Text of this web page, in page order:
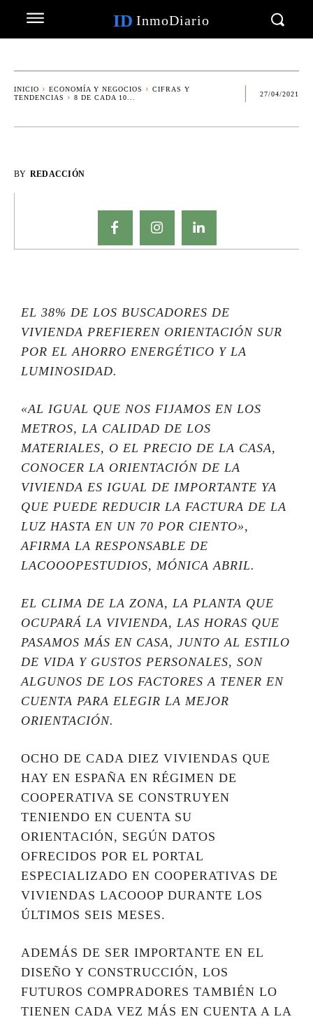
ID InmoDiario
INICIO ECONOMÍA Y NEGOCIOS
CIFRAS Y
TENDENCIAS
8 DE CADA 10...
27/04/2021
BY REDACCIÓN
EL 38% DE LOS BUSCADORES DE
VIVIENDA PREFIEREN ORIENTACIÓN SUR
POR EL AHORRO ENERGÉTICO Y LA
LUMINOSIDAD.
«AL IGUAL QUE NOS FIJAMOS EN LOS
METROS, LA CALIDAD DE LOS
MATERIALES, O EL PRECIO DE LA CASA,
CONOCER LA ORIENTACIÓN DE LA
VIVIENDA ES IGUAL DE IMPORTANTE YA
QUE PUEDE REDUCIR LA FACTURA DE LA
LUZ HASTA EN UN 70 POR CIENTO»,
AFIRMA LA RESPONSABLE DE
LACOOOPESTUDIOS, MÓNICA ABRIL.
EL CLIMA DE LA ZONA, LA PLANTA QUE
OCUPARÁ LA VIVIENDA, LAS HORAS QUE
PASAMOS MÁS EN CASA, JUNTO AL ESTILO
DE VIDA Y GUSTOS PERSONALES, SON
ALGUNOS DE LOS FACTORES A TENER EN
CUENTA PARA ELEGIR LA MEJOR
ORIENTACIÓN.
OCHO DE CADA DIEZ VIVIENDAS QUE
HAY EN ESPAÑA EN RÉGIMEN DE
COOPERATIVA SE CONSTRUYEN
TENIENDO EN CUENTA SU
ORIENTACIÓN, SEGÚN DATOS
OFRECIDOS POR EL PORTAL
ESPECIALIZADO EN COOPERATIVAS DE
VIVIENDAS LACOOOP DURANTE LOS
ÚLTIMOS SEIS MESES.
ADEMÁS DE SER IMPORTANTE EN EL
DISEÑO Y CONSTRUCCIÓN, LOS
FUTUROS COMPRADORES TAMBIÉN LO
TIENEN CADA VEZ MÁS EN CUENTA A LA